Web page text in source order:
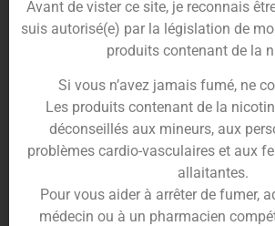
En stock
Ajouter au panier
Description Trusted Shops
Avant de vister ce site, je reconnais
suis autorisé(e) par la législation de
produits contenant de la
Si vous n’avez jamais fumé, ne
Les produits contenant de la
déconseillés aux mineurs, aux
problèmes cardio-vasculaires et aux
allaitantes.
Pour vous aider à arrêter de fumer,
médecin ou à un pharmacien